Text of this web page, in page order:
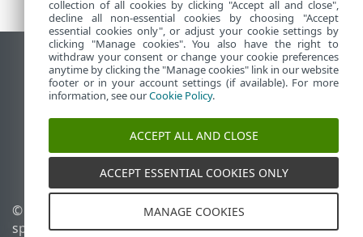
Zobraziť stránku ako na počítači
End of Life
Databáza znalostí ESET
ESET Fórum
ESET Status Portal
Technická podpora
© 1992 - 2026 ESET,
spol. s r. o. Všetky práva
Spravovať súbory cookie
Zásady používania súborov
collection of all cookies by clicking "Accept all and close",
decline all non-essential cookies by choosing "Accept
essential cookies only", or adjust your cookie settings by
clicking "Manage cookies". You also have the right to
withdraw your consent or change your cookie preferences
anytime by clicking the "Manage cookies" link in our website
footer or in your account settings (if available). For more
information, see ourCookie Policy.
ACCEPT ALL AND CLOSE
ACCEPT ESSENTIAL COOKIES ONLY
MANAGE COOKIES